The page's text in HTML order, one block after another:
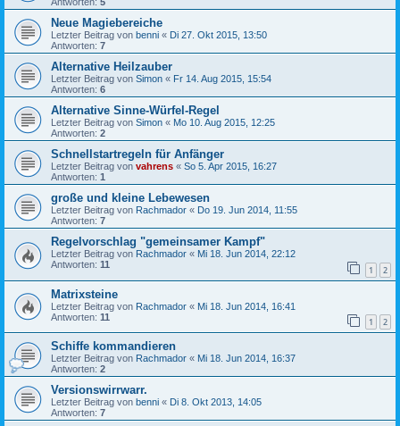
Neue Magiebereiche
Letzter Beitrag von benni « Di 27. Okt 2015, 13:50
Antworten: 7
Alternative Heilzauber
Letzter Beitrag von Simon « Fr 14. Aug 2015, 15:54
Antworten: 6
Alternative Sinne-Würfel-Regel
Letzter Beitrag von Simon « Mo 10. Aug 2015, 12:25
Antworten: 2
Schnellstartregeln für Anfänger
Letzter Beitrag von vahrens « So 5. Apr 2015, 16:27
Antworten: 1
große und kleine Lebewesen
Letzter Beitrag von Rachmador « Do 19. Jun 2014, 11:55
Antworten: 7
Regelvorschlag "gemeinsamer Kampf"
Letzter Beitrag von Rachmador « Mi 18. Jun 2014, 22:12
Antworten: 11 1 2
Matrixsteine
Letzter Beitrag von Rachmador « Mi 18. Jun 2014, 16:41
Antworten: 11 1 2
Schiffe kommandieren
Letzter Beitrag von Rachmador « Mi 18. Jun 2014, 16:37
Antworten: 2
Versionswirrwarr.
Letzter Beitrag von benni « Di 8. Okt 2013, 14:05
Antworten: 7